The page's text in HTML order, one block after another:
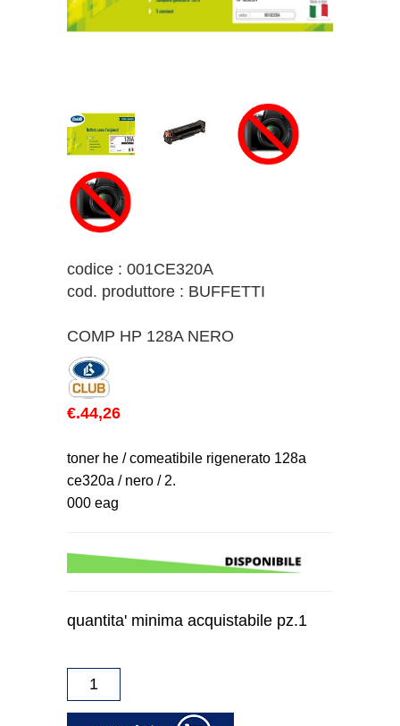
codice : 001CE320A
cod. produttore : BUFFETTI
COMP HP 128A NERO
€.44,26
toner he / comeatibile rigenerato 128a
ce320a / nero / 2.
000 eag
quantita' minima acquistabile pz.1